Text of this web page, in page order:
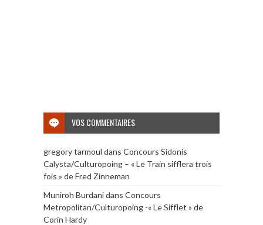
VOS COMMENTAIRES
gregory tarmoul dans Concours Sidonis
Calysta/Culturopoing – « Le Train sifflera trois
fois » de Fred Zinneman
Muniroh Burdanidans Concours
Metropolitan/Culturopoing -« Le Sifflet » de
Corin Hardy